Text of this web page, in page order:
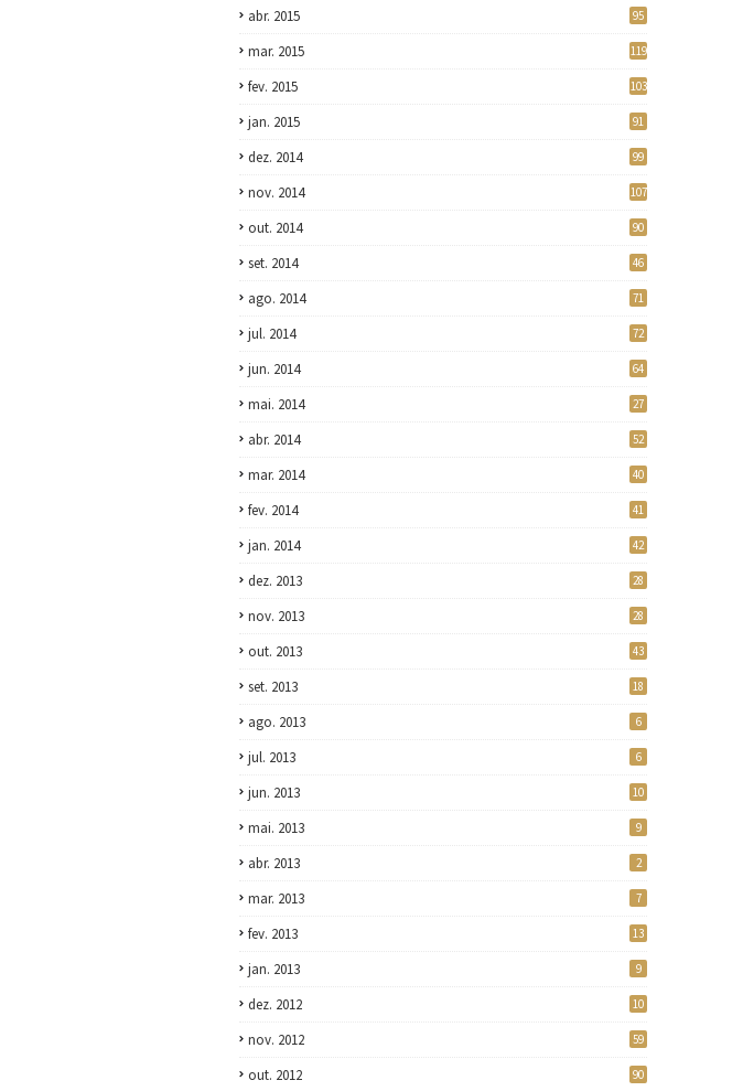
abr. 2015 95
mar. 2015 119
fev. 2015 103
jan. 2015 91
dez. 2014 99
nov. 2014 107
out. 2014 90
set. 2014 46
ago. 2014 71
jul. 2014 72
jun. 2014 64
mai. 2014 27
abr. 2014 52
mar. 2014 40
fev. 2014 41
jan. 2014 42
dez. 2013 28
nov. 2013 28
out. 2013 43
set. 2013 18
ago. 2013 6
jul. 2013 6
jun. 2013 10
mai. 2013 9
abr. 2013 2
mar. 2013 7
fev. 2013 13
jan. 2013 9
dez. 2012 10
nov. 2012 59
out. 2012 90